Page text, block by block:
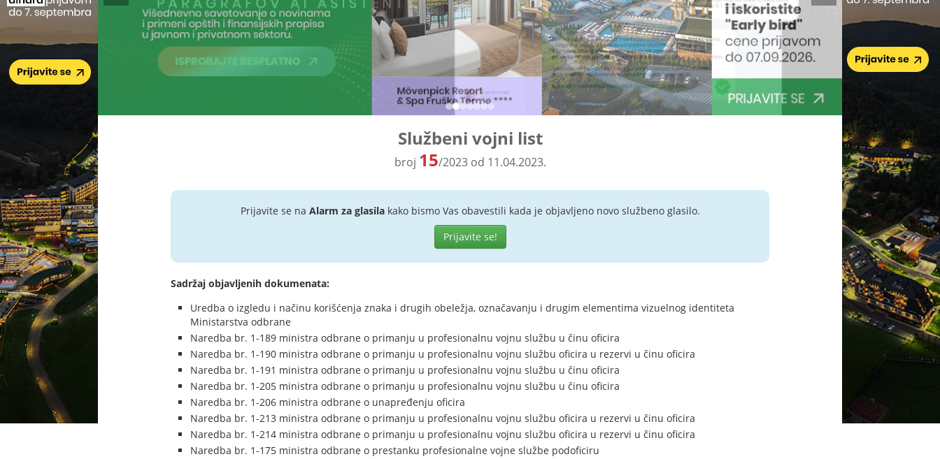
Službeni vojni list
broj 15/2023 od 11.04.2023.
Prijavite se na Alarm za glasilakako bismo Vas obavestili kada je objavljeno novo službeno glasilo.
Prijavite se!
Sadržaj objavljenih dokumenata:
Uredba o izgledu i načinu korišćenja znaka i drugih obeležja, označavanju i drugim elementima vizuelnog identiteta
Ministarstva odbrane
Naredba br. 1-189 ministra odbrane o primanju u profesionalnu vojnu službu u činu oficira
Naredba br. 1-190 ministra odbrane o primanju u profesionalnu vojnu službu oficira u rezervi u činu oficira
Naredba br. 1-191 ministra odbrane o primanju u profesionalnu vojnu službu u činu oficira
Naredba br. 1-205 ministra odbrane o primanju u profesionalnu vojnu službu u činu oficira
Naredba br. 1-206 ministra odbrane o unapređenju oficira
Naredba br. 1-213 ministra odbrane o primanju u profesionalnu vojnu službu oficira u rezervi u činu oficira
Naredba br. 1-214 ministra odbrane o primanju u profesionalnu vojnu službu oficira u rezervi u činu oficira
Naredba br. 1-175 ministra odbrane o prestanku profesionalne vojne službe podoficiru